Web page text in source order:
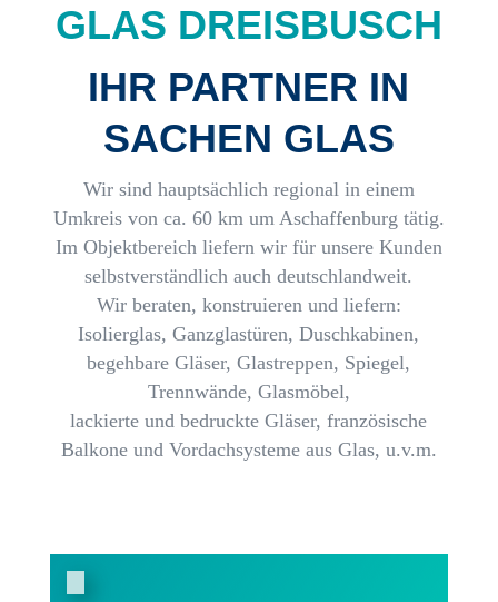
GLAS DREISBUSCH
IHR PARTNER IN
SACHEN GLAS
Wir sind hauptsächlich regional in einem
Umkreis von ca. 60 km um Aschaffenburg tätig.
Im Objektbereich liefern wir für unsere Kunden
selbstverständlich auch deutschlandweit.
Wir beraten, konstruieren und liefern:
Isolierglas,Ganzglastüren, Duschkabinen,
begehbare Gläser, Glastreppen, Spiegel,
Trennwände, Glasmöbel,
lackierte und bedruckte Gläser, französische
Balkone und Vordachsysteme aus Glas, u.v.m.